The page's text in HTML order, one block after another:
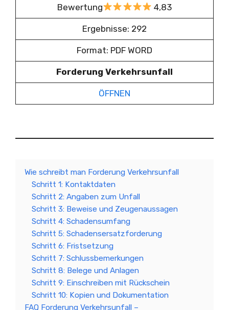
Bewertung 4,83
Ergebnisse: 292
Format: PDF WORD
Forderung Verkehrsunfall
ÖFFNEN
Wie schreibt man Forderung Verkehrsunfall
Schritt 1: Kontaktdaten
Schritt 2: Angaben zum Unfall
Schritt 3: Beweise und Zeugenaussagen
Schritt 4: Schadensumfang
Schritt 5: Schadensersatzforderung
Schritt 6: Fristsetzung
Schritt 7: Schlussbemerkungen
Schritt 8: Belege und Anlagen
Schritt 9: Einschreiben mit Rückschein
Schritt 10: Kopien und Dokumentation
FAQ Forderung Verkehrsunfall –